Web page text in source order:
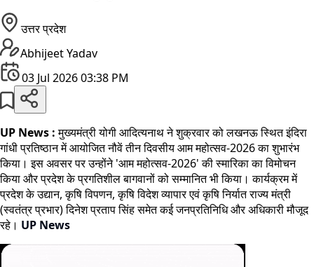
उत्तर प्रदेश
Abhijeet Yadav
03 Jul 2026 03:38 PM
UP News :मुख्यमंत्री योगी आदित्यनाथ ने शुक्रवार को लखनऊ स्थित इंदिरा
गांधी प्रतिष्ठान में आयोजित नौवें तीन दिवसीय आम महोत्सव-2026 का शुभारंभ
किया। इस अवसर पर उन्होंने 'आम महोत्सव-2026' की स्मारिका का विमोचन
किया और प्रदेश के प्रगतिशील बागवानों को सम्मानित भी किया। कार्यक्रम में
प्रदेश के उद्यान, कृषि विपणन, कृषि विदेश व्यापार एवं कृषि निर्यात राज्य मंत्री
(स्वतंत्र प्रभार) दिनेश प्रताप सिंह समेत कई जनप्रतिनिधि और अधिकारी मौजूद
रहे। UP News